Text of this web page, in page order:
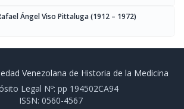
Ángel Viso Pittaluga (1912 – 1972)
Venezolana de Historia de la Medicina
Legal Nº: pp 194502CA94
ISSN: 0560-4567